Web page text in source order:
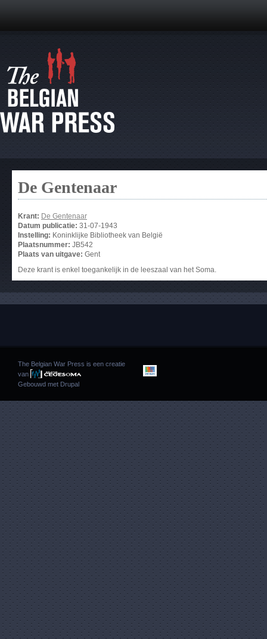
De Gentenaar
Krant: De Gentenaar
Datum publicatie: 31-07-1943
Instelling: Koninklijke Bibliotheek van België
Plaatsnummer: JB542
Plaats van uitgave: Gent
Deze krant is enkel toegankelijk in de leeszaal van het Soma.
The Belgian War Press is een creatie
van
Gebouwd met Drupal